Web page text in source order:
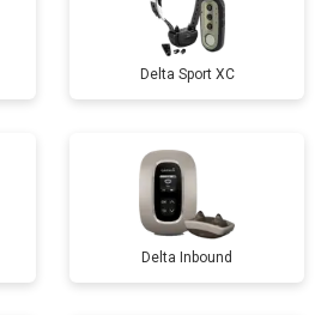
Delta Sport XC
Delta Inbound